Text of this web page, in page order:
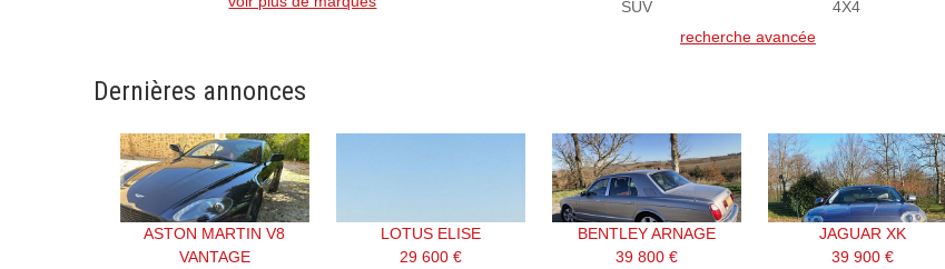
SUV
4X4
recherche avancée
Dernières annonces
ASTON MARTIN V8
VANTAGE
LOTUS ELISE
29 600 €
BENTLEY ARNAGE
39 800 €
JAGUAR XK
39 900 €